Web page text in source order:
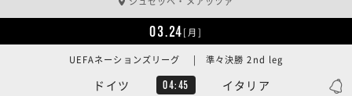
03.24[月]
ドイツ 04:45 イタリア
UEFAネーションズリーグ | 準々決勝 2nd leg